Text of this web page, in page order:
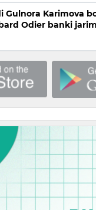
Gulnora Karimova
Odier banki